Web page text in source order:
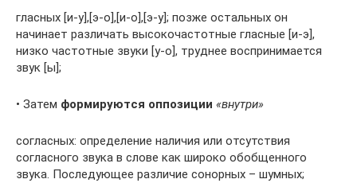
гласных [и-у],[э-о],[и-о],[э-у]; позже остальных он
начинает различать высокочастотные гласные [и-э],
низко частотные звуки [у-о], труднее воспринимается
звук [ы];
• Затем формируются оппозиции «внутри»
согласных: определение наличия или отсутствия
согласного звука в слове как широко обобщенного
звука. Последующее различие сонорных – шумных;